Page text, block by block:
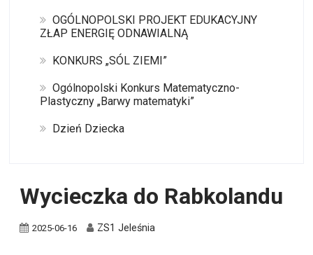
OGÓLNOPOLSKI PROJEKT EDUKACYJNY
ZŁAP ENERGIĘ ODNAWIALNĄ
KONKURS „SÓL ZIEMI”
Ogólnopolski Konkurs Matematyczno-
Plastyczny „Barwy matematyki”
Dzień Dziecka
Wycieczka do Rabkolandu
2025-06-16 ZS1 Jeleśnia